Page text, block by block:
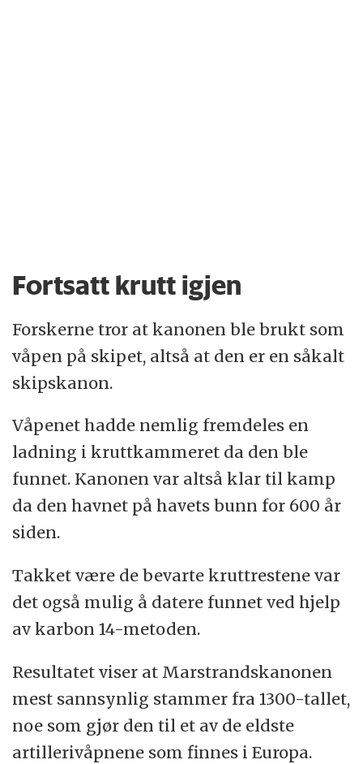
Fortsatt krutt igjen
Forskerne tror at kanonen ble brukt som
våpen på skipet, altså at den er en såkalt
skipskanon.
Våpenet hadde nemlig fremdeles en
ladning i kruttkammeret da den ble
funnet. Kanonen var altså klar til kamp
da den havnet på havets bunn for 600 år
siden.
Takket være de bevarte kruttrestene var
det også mulig å datere funnet ved hjelp
av karbon 14-metoden.
Resultatet viser at Marstrandskanonen
mest sannsynlig stammer fra 1300-tallet,
noe som gjør den til et av de eldste
artillerivåpnene som finnes i Europa.